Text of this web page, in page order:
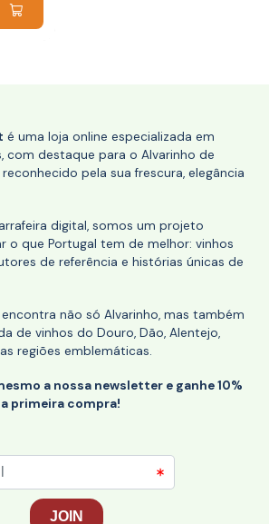
é uma loja online especializada em
com destaque para o Alvarinho de
pela sua frescura, elegância
digital, somos um projeto
o que Portugal tem de melhor: vinhos
de referência e histórias únicas de
não só Alvarinho, mas também
de vinhos do Douro, Dão, Alentejo,
regiões emblemáticas.
a nossa newsletter e ganhe 10%
primeira compra!